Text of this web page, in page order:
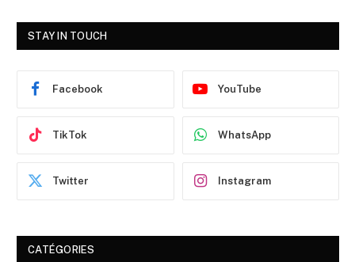
STAY IN TOUCH
Facebook YouTube
TikTok WhatsApp
Twitter Instagram
CATÉGORIES